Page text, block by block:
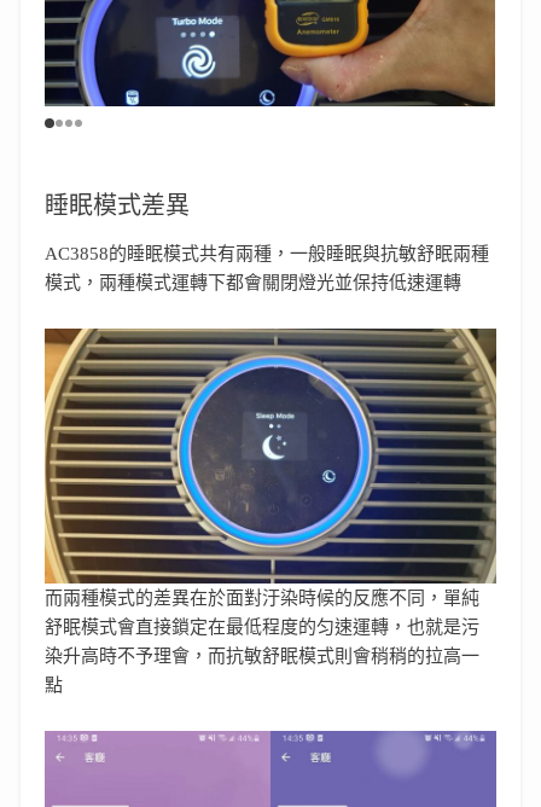
睡眠模式差異
AC3858的睡眠模式共有兩種，一般睡眠與抗敏舒眠兩種
模式，兩種模式運轉下都會關閉燈光並保持低速運轉
而兩種模式的差異在於面對汙染時候的反應不同，單純
舒眠模式會直接鎖定在最低程度的匀速運轉，也就是污
染升高時不予理會，而抗敏舒眠模式則會稍稍的拉高一
點